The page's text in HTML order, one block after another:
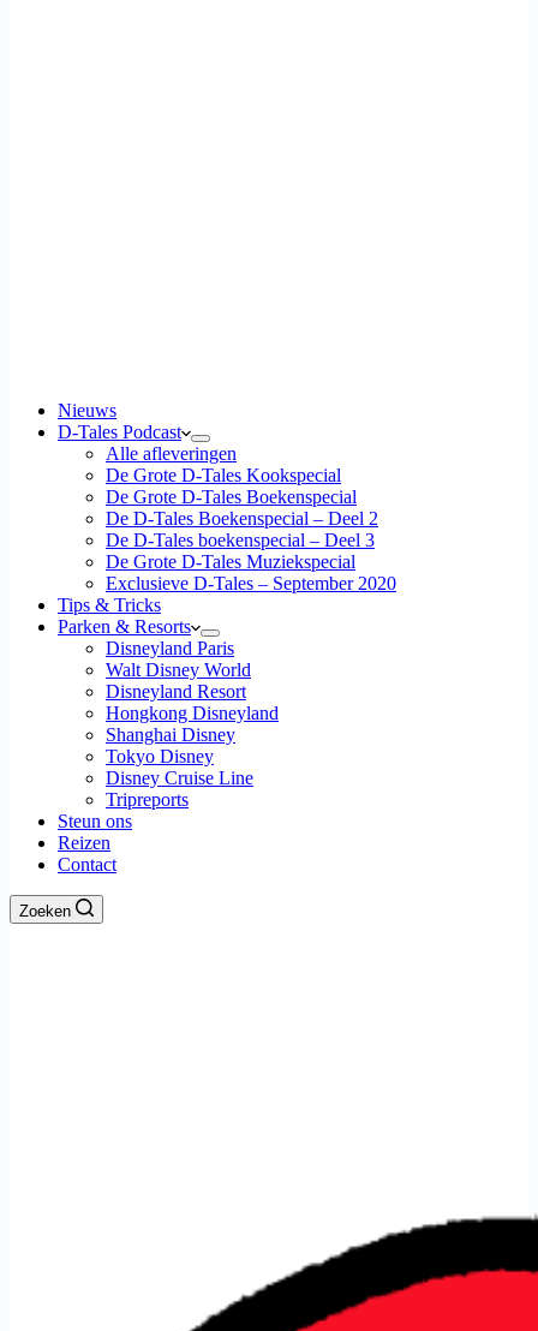
Nieuws
D-Tales Podcast
Alle afleveringen
De Grote D-Tales Kookspecial
De Grote D-Tales Boekenspecial
De D-Tales Boekenspecial – Deel 2
De D-Tales boekenspecial – Deel 3
De Grote D-Tales Muziekspecial
Exclusieve D-Tales – September 2020
Tips & Tricks
Parken & Resorts
Disneyland Paris
Walt Disney World
Disneyland Resort
Hongkong Disneyland
Shanghai Disney
Tokyo Disney
Disney Cruise Line
Tripreports
Steun ons
Reizen
Contact
Zoeken